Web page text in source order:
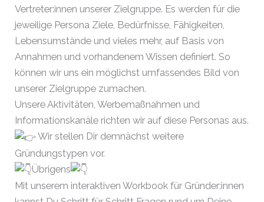
Vertreter:innen unserer Zielgruppe. Es werden für die
jeweilige Persona Ziele, Bedürfnisse, Fähigkeiten,
Lebensumstände und vieles mehr, auf Basis von
Annahmen und vorhandenem Wissen definiert. So
können wir uns ein möglichst umfassendes Bild von
unserer Zielgruppe zumachen.
Unsere Aktivitäten, Werbemaßnahmen und
Informationskanäle richten wir auf diese Personas aus.
Wir stellen Dir demnächst weitere
Gründungstypen vor.
Übrigens
Mit unserem interaktiven Workbook für Gründer:innen